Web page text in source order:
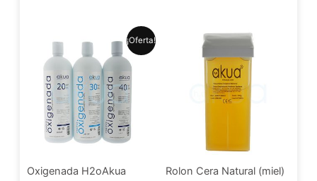
¡Oferta!
Oxigenada H2oAkua
original
era:
5,99 €.
precio
actual
4,99 €.
Este
producto
pueden
Rolon Cera Natural (miel)